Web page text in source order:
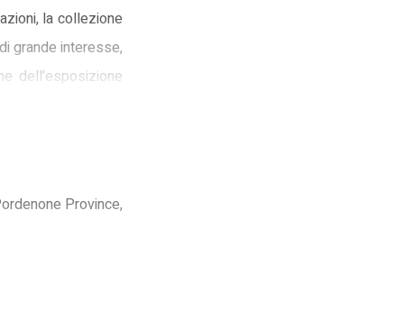
la collezione
grande interesse,
dell’esposizione
(mugnaio,
oggetti e
oltre 300
Province,